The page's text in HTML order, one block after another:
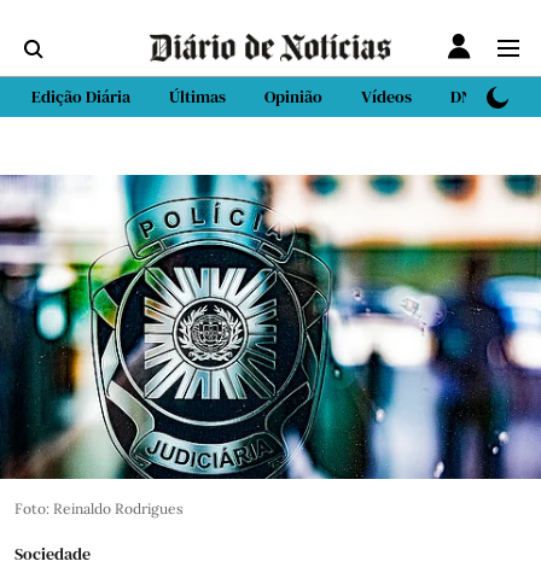
Edição Diária Últimas Opinião Vídeos DN Sport
Foto: Reinaldo Rodrigues
Sociedade